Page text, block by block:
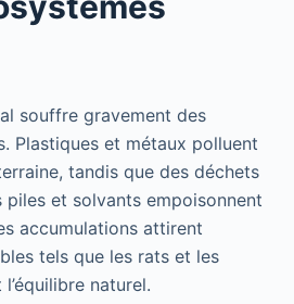
souffre gravement des
Plastiques et métaux polluent
tandis que des déchets
et solvants empoisonnent
accumulations attirent
tels que les rats et les
naturel.